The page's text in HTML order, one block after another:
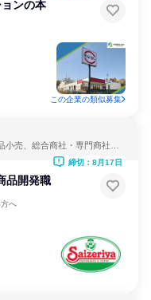
ンの本
この企業の類似募集
売、総合商社・専門商社・
品開発職
へ
締切：8月17日